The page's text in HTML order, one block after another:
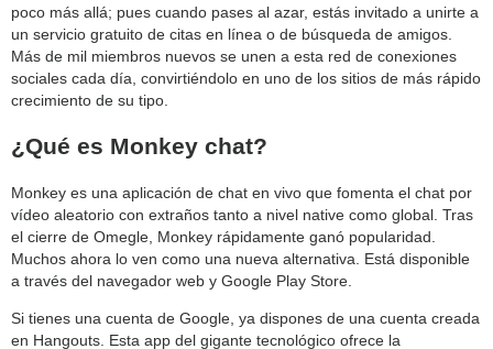
poco más allá; pues cuando pases al azar, estás invitado a unirte a
un servicio gratuito de citas en línea o de búsqueda de amigos.
Más de mil miembros nuevos se unen a esta red de conexiones
sociales cada día, convirtiéndolo en uno de los sitios de más rápido
crecimiento de su tipo.
¿Qué es Monkey chat?
Monkey es una aplicación de chat en vivo que fomenta el chat por
vídeo aleatorio con extraños tanto a nivel native como global. Tras
el cierre de Omegle, Monkey rápidamente ganó popularidad.
Muchos ahora lo ven como una nueva alternativa. Está disponible
a través del navegador web y Google Play Store.
Si tienes una cuenta de Google, ya dispones de una cuenta creada
en Hangouts. Esta app del gigante tecnológico ofrece la